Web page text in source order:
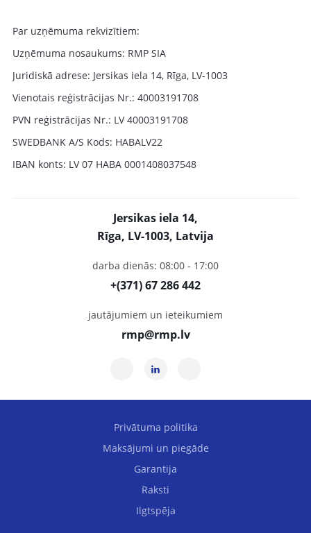
Par uzņēmuma rekvizītiem:
Uzņēmuma nosaukums: RMP SIA
Juridiskā adrese: Jersikas iela 14, Rīga, LV-1003
Vienotais reģistrācijas Nr.: 40003191708
PVN reģistrācijas Nr.: LV 40003191708
SWEDBANK A/S Kods: HABALV22
IBAN konts: LV 07 HABA 0001408037548
Jersikas iela 14,
Rīga, LV-1003, Latvija
darba dienās: 08:00 - 17:00
+(371) 67 286 442
jautājumiem un ieteikumiem
rmp@rmp.lv
Privātuma politika
Maksājumi un piegāde
Garantija
Raksti
Ilgtspēja